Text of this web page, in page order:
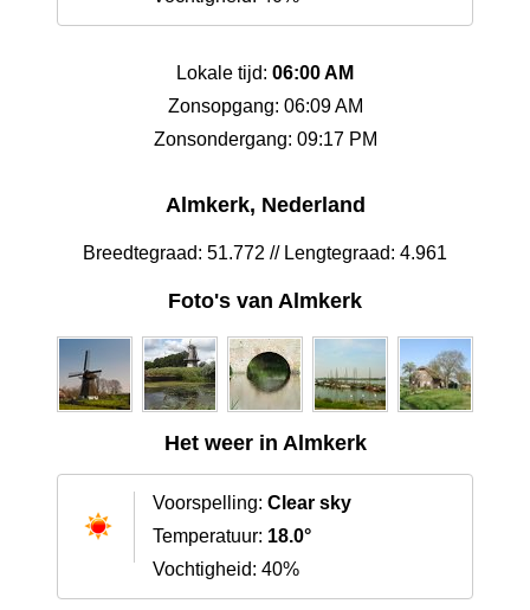
Lokale tijd: 06:00 AM
Zonsopgang: 06:09 AM
Zonsondergang: 09:17 PM
Almkerk, Nederland
Breedtegraad: 51.772 // Lengtegraad: 4.961
Foto's van Almkerk
Het weer in Almkerk
Voorspelling: Clear sky
Temperatuur: 18.0°
Vochtigheid: 40%